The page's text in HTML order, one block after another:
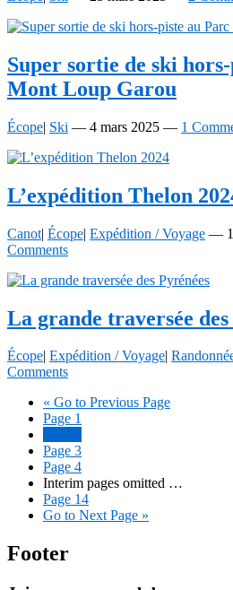
Super sortie de ski
Mont Loup Garou
Écope| Ski — 4 mars 2025 — 1
L’expédition Thelon
Canot| Écope| Expédition / Voyage —
Comments
La grande traversée des
Écope| Expédition / Voyage|
Comments
« Go to Previous Page
Page 1
Page 3
Page 4
Interim pages omitted …
Page 14
Go to Next Page »
Footer